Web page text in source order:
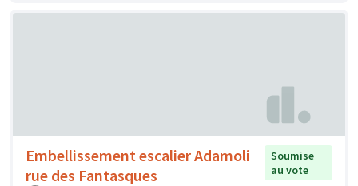
Embellissement escalier Adamoli
rue des Fantasques
Soumise
au vote